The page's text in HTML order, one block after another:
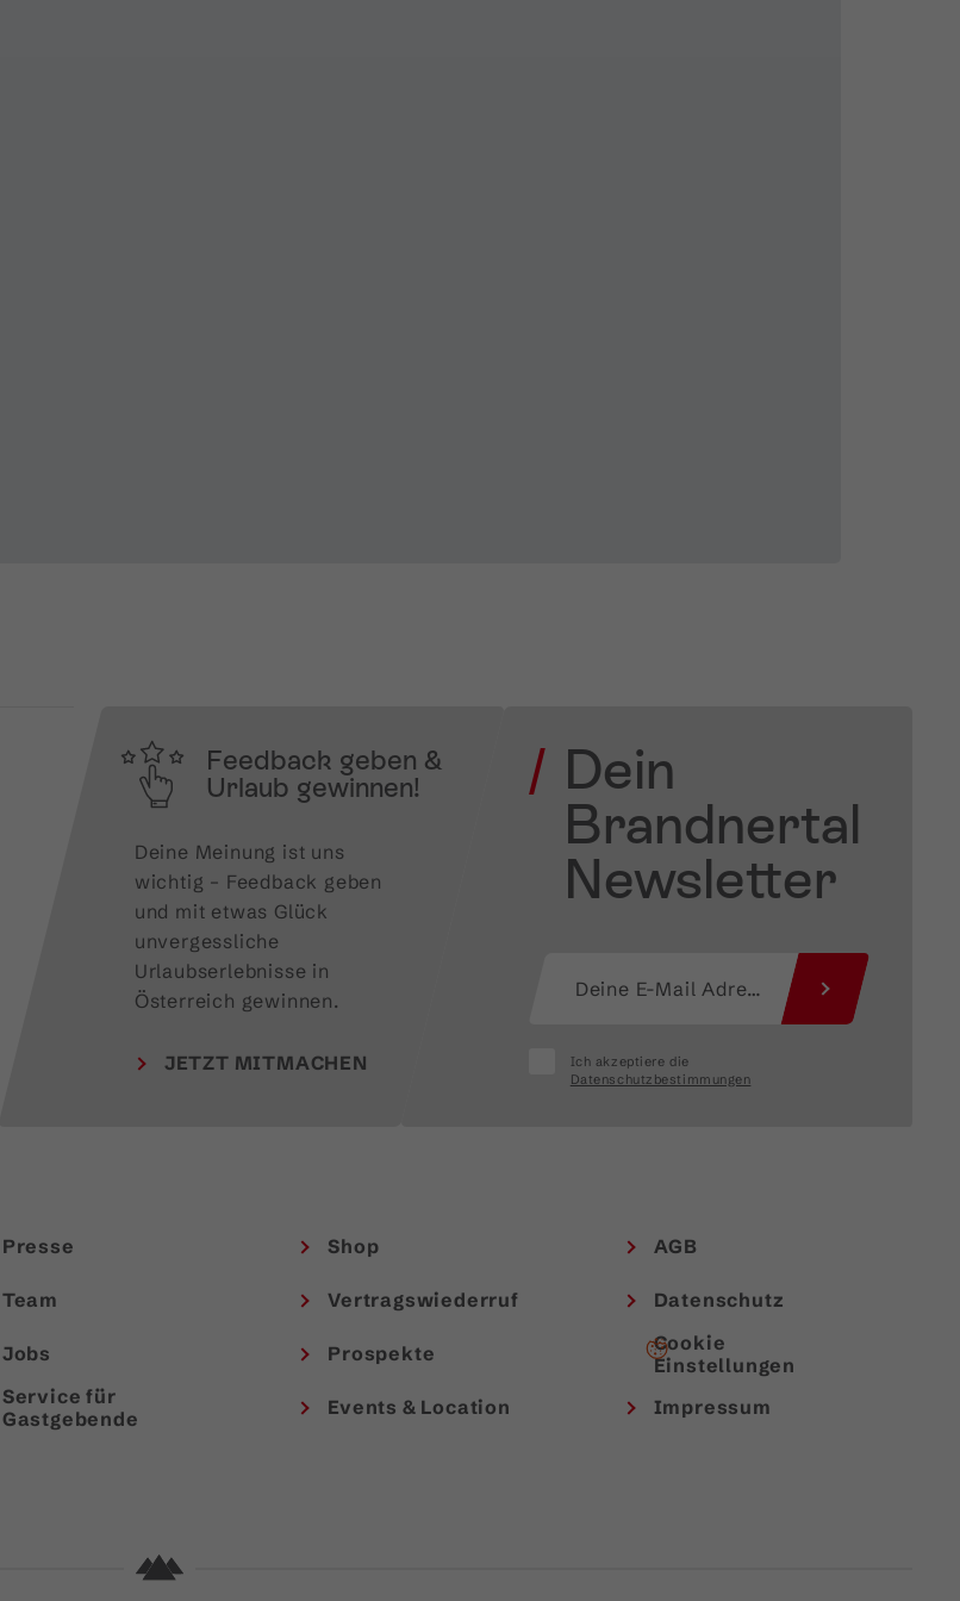
Feedback geben &
Urlaub gewinnen!
Deine Meinung ist uns
wichtig – Feedback geben
und mit etwas Glück
unvergessliche
Urlaubserlebnisse in
Österreich gewinnen.
JETZT MITMACHEN
Dein
Brandnertal
Newsletter
Ich akzeptiere die
Datenschutzbestimmungen
Presse
Team
Jobs
Service für
Gastgebende
Shop
Vertragswiederruf
Prospekte
Events & Location
AGB
Datenschutz
Cookie
Einstellungen
Impressum